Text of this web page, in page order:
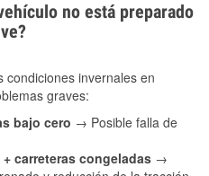
no está preparado
invernales en
graves:
bajo cero → Posible falla de
carreteras congeladas →